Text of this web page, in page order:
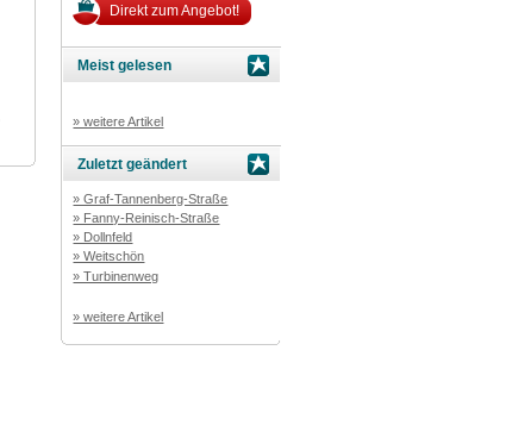
Direkt zum Angebot!
Meist gelesen
» weitere Artikel
Zuletzt geändert
» Graf-Tannenberg-Straße
» Fanny-Reinisch-Straße
» Dollnfeld
» Weitschön
» Turbinenweg
» weitere Artikel